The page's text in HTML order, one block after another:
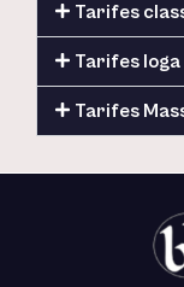
Tarifes
Tarifes Ioga
Tarifes